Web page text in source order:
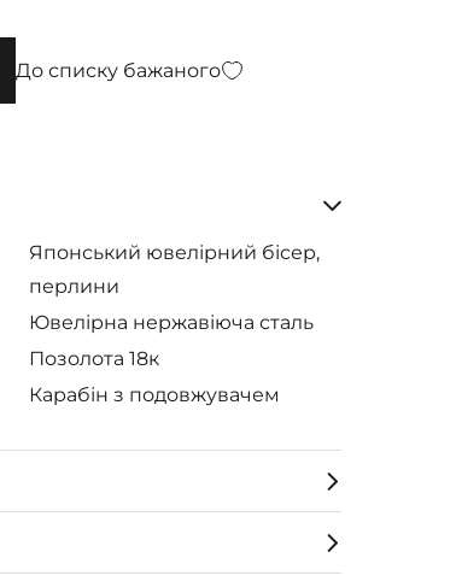
До списку бажаного
Японський ювелірний бісер,
перлини
Ювелірна нержавіюча сталь
Позолота 18к
Карабін з подовжувачем